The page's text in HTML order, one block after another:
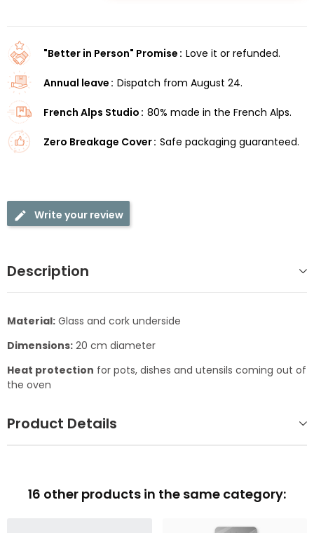
"Better in Person" Promise Love it or refunded.
Annual leave Dispatch from August 24.
French Alps Studio 80% made in the French Alps.
Zero Breakage Cover Safe packaging guaranteed.
Write your review
Description
Material: Glass and cork underside
Dimensions: 20 cm diameter
Heat protection for pots, dishes and utensils coming out of
the oven
Product Details
16 other products in the same category: